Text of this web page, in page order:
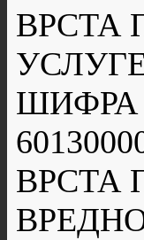
ВРСТА
ШИФРА
ВРСТА